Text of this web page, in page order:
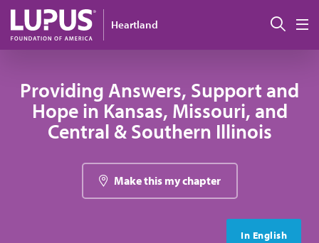
Pasar al contenido principal
Heartland
Providing Answers, Support and
Hope in Kansas, Missouri, and
Central & Southern Illinois
Make this my chapter
In English